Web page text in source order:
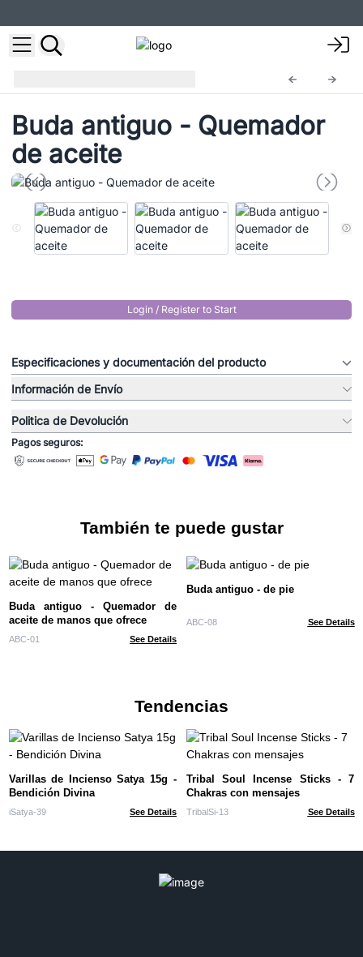
Buda antiguo - Quemador
de aceite
Login / Register to Start
Especificaciones y documentación del producto
Información de Envío
Politica de Devolución
Pagos seguros:
También te puede gustar
Buda antiguo - Quemador de
aceite de manos que ofrece
ABC-01 See Details
Buda antiguo - de pie
ABC-08 See Details
Tendencias
Varillas de Incienso Satya 15g -
Bendición Divina
iSatya-39 See Details
Tribal Soul Incense Sticks - 7
Chakras con mensajes
TribalSi-13 See Details